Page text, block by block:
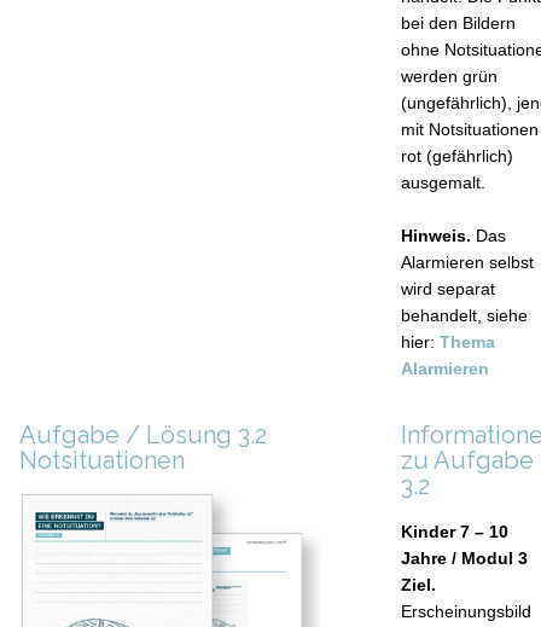
bei den Bildern
ohne
werden grün
(ungefährlich),
mit Notsituationen
rot (gefährlich)
ausgemalt.
Hinweis. Das
Alarmieren selbst
wird separat
behandelt, siehe
hier: Thema
Alarmieren
Aufgabe / Lösung 3.2
Notsituationen
zu Aufgabe
3.2
Kinder 7 – 10
Jahre / Modul 3
Ziel.
Erscheinungsbild